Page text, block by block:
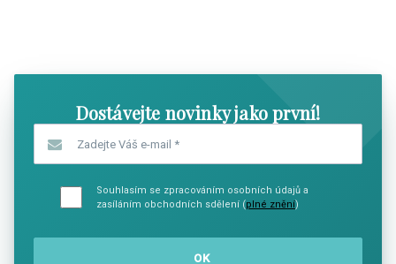
Dostávejte novinky jako první!
Souhlasím se zpracováním osobních údajů a
zasíláním obchodních sdělení (plné znění)